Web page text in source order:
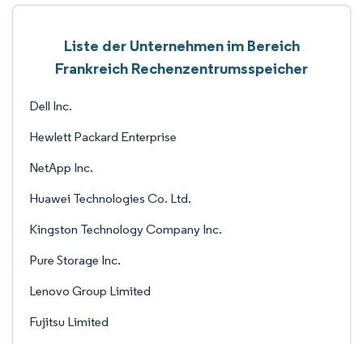
Liste der Unternehmen im Bereich
Frankreich Rechenzentrumsspeicher
Dell Inc.
Hewlett Packard Enterprise
NetApp Inc.
Huawei Technologies Co. Ltd.
Kingston Technology Company Inc.
Pure Storage Inc.
Lenovo Group Limited
Fujitsu Limited